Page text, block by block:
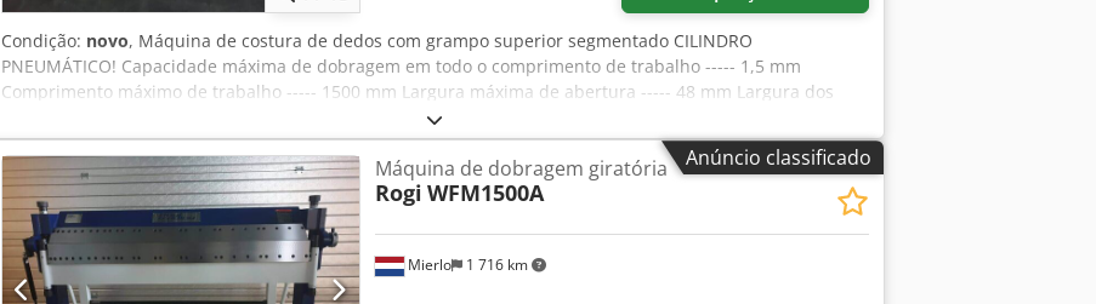
Condição: novo, Máquina de costura de dedos com grampo superior segmentado CILINDRO
PNEUMÁTICO! Capacidade máxima de dobragem em todo o comprimento de trabalho ----- 1,5 mm
Comprimento máximo de trabalho ----- 1500 mm Largura máxima de abertura ----- 48 mm Largura dos
dedos ----- 25 | 30 | 35 | 40 | 45 | 50 | 75 | 75 | 100 | 150 | 200 | 2x 250 | 275 mm Ângulo máximo de
ataque ----- 0 - 135 Peso ----- 430 KG Crsdpsga T Dlsfx Abujf Largura ----- 1820 mm Profundidade ----- 850
mm Altura ----- 1175 mm
Anúncio classificado
Mierlo 1 716 km
Máquina de dobragem giratória
Rogi WFM1500A